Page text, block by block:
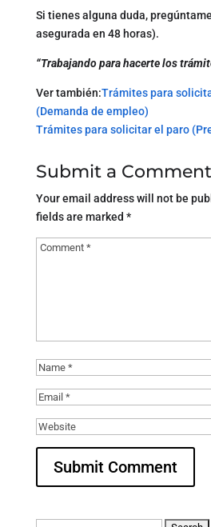
Si tienes alguna duda,
asegurada en 48 horas).
“Trabajando para hacerte los
Ver también:Trámites para
(Demanda de empleo)
Trámites para solicitar el paro
Submit a Comment
Your email address will not be
fields are marked *